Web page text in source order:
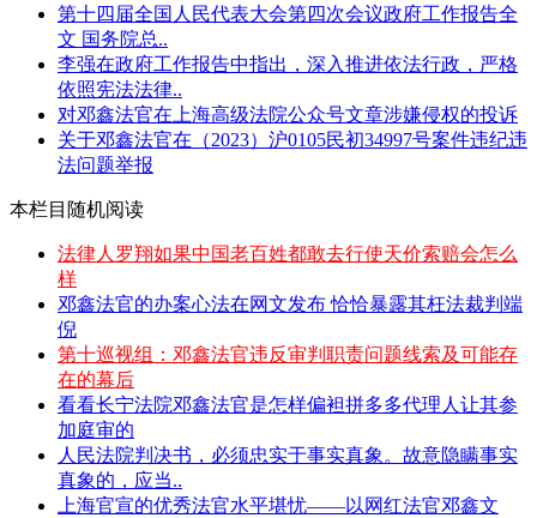
第十四届全国人民代表大会第四次会议政府工作报告全
文 国务院总..
李强在政府工作报告中指出，深入推进依法行政，严格
依照宪法法律..
对邓鑫法官在上海高级法院公众号文章涉嫌侵权的投诉
关于邓鑫法官在（2023）沪0105民初34997号案件违纪违
法问题举报
本栏目随机阅读
法律人罗翔如果中国老百姓都敢去行使天价索赔会怎么
样
邓鑫法官的办案心法在网文发布 恰恰暴露其枉法裁判端
倪
第十巡视组：邓鑫法官违反审判职责问题线索及可能存
在的幕后
看看长宁法院邓鑫法官是怎样偏袒拼多多代理人让其参
加庭审的
人民法院判决书，必须忠实于事实真象。故意隐瞒事实
真象的，应当..
上海官宣的优秀法官水平堪忧——以网红法官邓鑫文